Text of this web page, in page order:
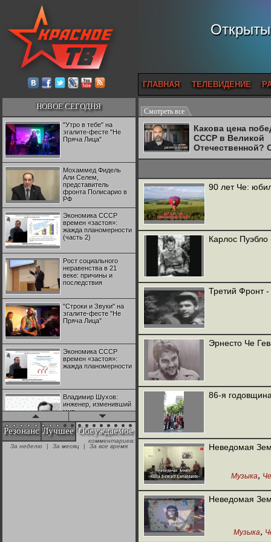
ГЛАВНАЯ ТЕЛЕВИДЕНИЕ
НОВОЕ СЕГОДНЯ
"Утро в тебе" на
эгалите-фесте "Не
Пряча Лица"
Мохаммед Фидель
Али Селем,
представитель
фронта Полисарио в
РФ
Экономика СССР
времен «застоя»:
жажда планомерности
(часть 2)
Рост социального
неравенства в 21
веке: причины и
последствия
"Строки и Звуки" на
эгалите-фесте "Не
Пряча Лица"
Экономика СССР
времен «застоя»:
жажда планомерности
Владимир Шухов:
инженер, изменивший
мир
"Аркадий Коц" на
эгалите-фесте "Не
Резонанс Лучшее Обсуждаемое
комментариев:
За неделю
| За месяц | За все время
Смотреть все
Какова цена
СССР в Великой
Отечественной?
Двуреченский о
90 лет Че:
Карлос
Третий Фронт
Эрнесто Че
86-я
Неведомая
Музыка,
Неведомая
Музыка,